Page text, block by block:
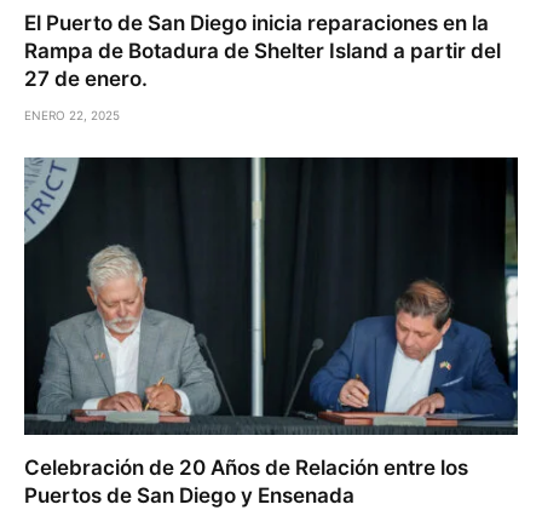
El Puerto de San Diego inicia reparaciones en la
Rampa de Botadura de Shelter Island a partir del
27 de enero.
ENERO 22, 2025
Celebración de 20 Años de Relación entre los
Puertos de San Diego y Ensenada